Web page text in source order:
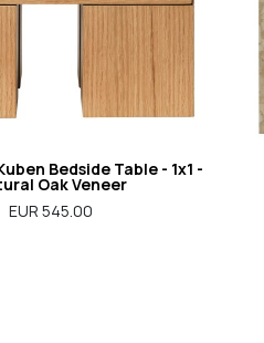
Bedside Table - 1x1 -
Oak Veneer
EUR 545.00